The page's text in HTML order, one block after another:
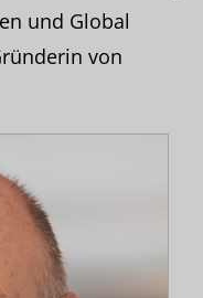
und Global
von